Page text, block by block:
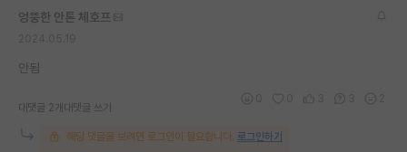
엉뚱한 안톤 체호프
안됨
대댓글 2개 대댓글 쓰기
해당 댓글을 보려면 로그인이 필요합니다. 로그인하기